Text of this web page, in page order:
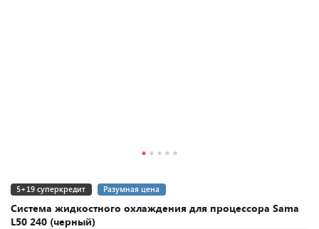
Система жидкостного охлаждения для процессора Sama
L50 240 (черный)
5+19 суперкредит Разумная цена